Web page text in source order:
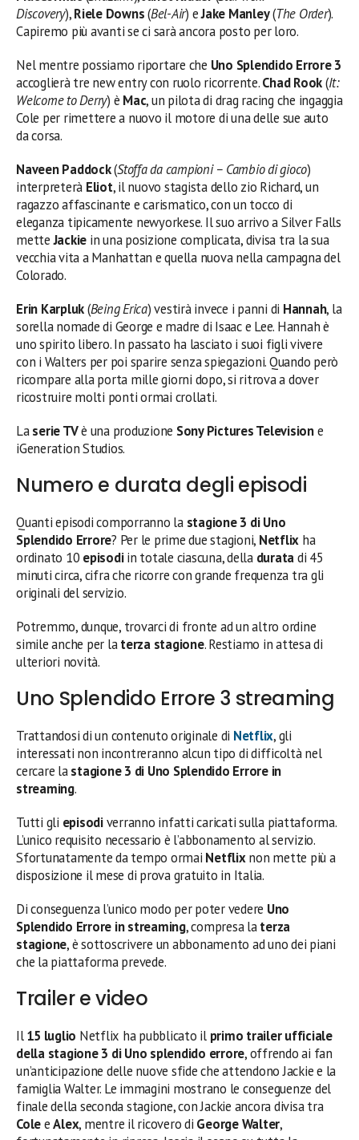
Discovery),Riele Downs(Bel-Air) eJake Manley(The Order).
Capiremo più avanti se ci sarà ancora posto per loro.
Nel mentre possiamo riportare che Uno Splendido Errore 3
accoglierà tre new entry con ruolo ricorrente.Chad Rook(It:
Welcome to Derry) è Mac, un pilota di drag racing che ingaggia
Cole per rimettere a nuovo il motore di una delle sue auto
da corsa.
Naveen Paddock(Stoffa da campioni – Cambio di gioco)
interpreterà Eliot, il nuovo stagista dello zio Richard, un
ragazzo affascinante e carismatico, con un tocco di
eleganza tipicamente newyorkese. Il suo arrivo a Silver Falls
metteJackie in una posizione complicata, divisa tra la sua
vecchia vita a Manhattan e quella nuova nella campagna del
Colorado.
Erin Karpluk(Being Erica) vestirà invece i panni di Hannah, la
sorella nomade di George e madre di Isaac e Lee. Hannah è
uno spirito libero. In passato ha lasciato i suoi figli vivere
con i Walters per poi sparire senza spiegazioni. Quando però
ricompare alla porta mille giorni dopo, si ritrova a dover
ricostruire molti ponti ormai crollati.
Laserie TVè una produzione Sony Pictures Televisione
iGeneration Studios.
Numero e durata degli episodi
Quanti episodi comporranno la stagione 3 di Uno
Splendido Errore? Per le prime due stagioni, Netflix ha
ordinato 10 episodiin totale ciascuna, della duratadi 45
minuti circa, cifra che ricorre con grande frequenza tra gli
originali del servizio.
Potremmo, dunque, trovarci di fronte ad un altro ordine
simile anche per laterza stagione. Restiamo in attesa di
ulteriori novità.
Uno Splendido Errore 3 streaming
Trattandosi di un contenuto originale di Netflix, gli
interessati non incontreranno alcun tipo di difficoltà nel
cercare lastagione 3 di Uno Splendido Errore in
streaming.
Tutti gli episodiverranno infatti caricati sulla piattaforma.
L’unico requisito necessario è l’abbonamento al servizio.
Sfortunatamente da tempo ormai Netflixnon mette più a
disposizione il mese di prova gratuito in Italia.
Di conseguenza l’unico modo per poter vedere Uno
Splendido Errore in streaming, compresa laterza
stagione, è sottoscrivere un abbonamento ad uno dei piani
che la piattaforma prevede.
Trailer e video
Il15 luglio Netflix ha pubblicato il primo trailer ufficiale
della stagione 3 di Uno splendido errore, offrendo ai fan
un’anticipazione delle nuove sfide che attendono Jackie e la
famiglia Walter. Le immagini mostrano le conseguenze del
finale della seconda stagione, con Jackie ancora divisa tra
ColeeAlex, mentre il ricovero di George Walter,